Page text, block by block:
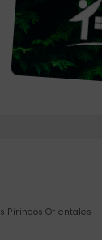
Pirineos Orientales